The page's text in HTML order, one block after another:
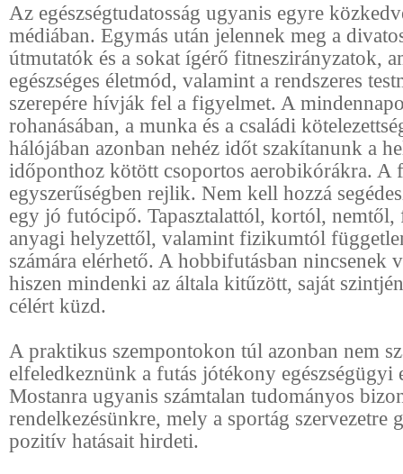
Az egészségtudatosság ugyanis egyre
médiában. Egymás után jelennek meg a
útmutatók és a sokat ígérő fitneszirányzatok,
egészséges életmód, valamint a rendszeres
szerepére hívják fel a figyelmet. A
rohanásában, a munka és a családi
hálójában azonban nehéz időt szakítanunk a
időponthoz kötött csoportos aerobikórákra. A
egyszerűségben rejlik. Nem kell hozzá
egy jó futócipő. Tapasztalattól, kortól, nemtől,
anyagi helyzettől, valamint fizikumtól
számára elérhető. A hobbifutásban nincsenek
hiszen mindenki az általa kitűzött, saját
célért küzd.
A praktikus szempontokon túl azonban nem
elfeledkeznünk a futás jótékony egészségügyi
Mostanra ugyanis számtalan tudományos
rendelkezésünkre, mely a sportág szervezetre
pozitív hatásait hirdeti.